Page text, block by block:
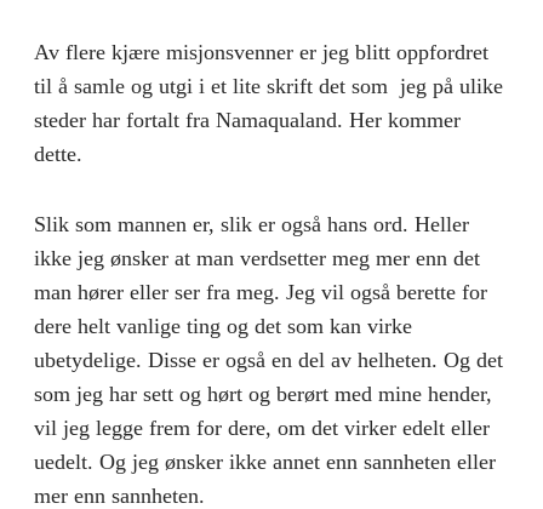
Av flere kjære misjonsvenner er jeg blitt oppfordret
til å samle og utgi i et lite skrift det som jeg på ulike
steder har fortalt fra Namaqualand. Her kommer
dette.
Slik som mannen er, slik er også hans ord. Heller
ikke jeg ønsker at man verdsetter meg mer enn det
man hører eller ser fra meg. Jeg vil også berette for
dere helt vanlige ting og det som kan virke
ubetydelige. Disse er også en del av helheten. Og det
som jeg har sett og hørt og berørt med mine hender,
vil jeg legge frem for dere, om det virker edelt eller
uedelt. Og jeg ønsker ikke annet enn sannheten eller
mer enn sannheten.